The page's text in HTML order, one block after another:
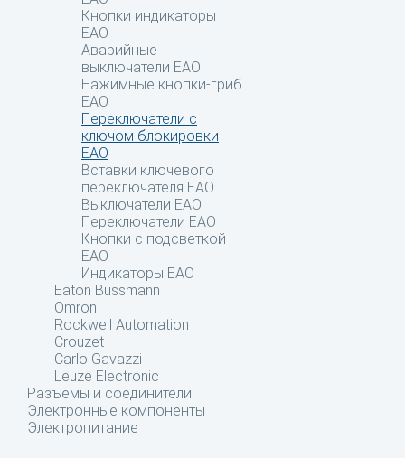
Кнопки индикаторы
EAO
Аварийные
выключатели EAO
Нажимные кнопки-гриб
EAO
Переключатели с
ключом блокировки
EAO
Вставки ключевого
переключателя EAO
Выключатели EAO
Переключатели EAO
Кнопки с подсветкой
EAO
Индикаторы EAO
Eaton Bussmann
Omron
Rockwell Automation
Crouzet
Carlo Gavazzi
Leuze Electronic
Разъемы и соединители
Электронные компоненты
Электропитание